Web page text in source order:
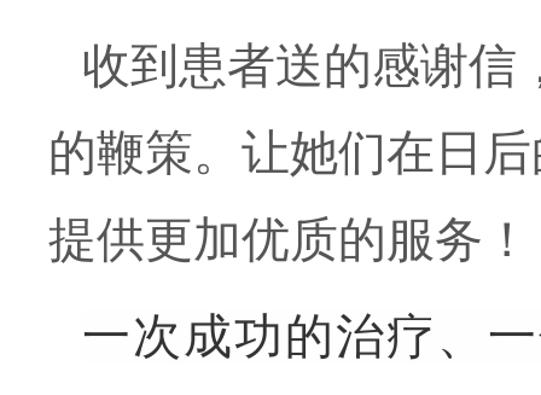
收到患者送的感谢信
的鞭策。让她们在日
提供更加优质的服务！
一次成功的治疗、